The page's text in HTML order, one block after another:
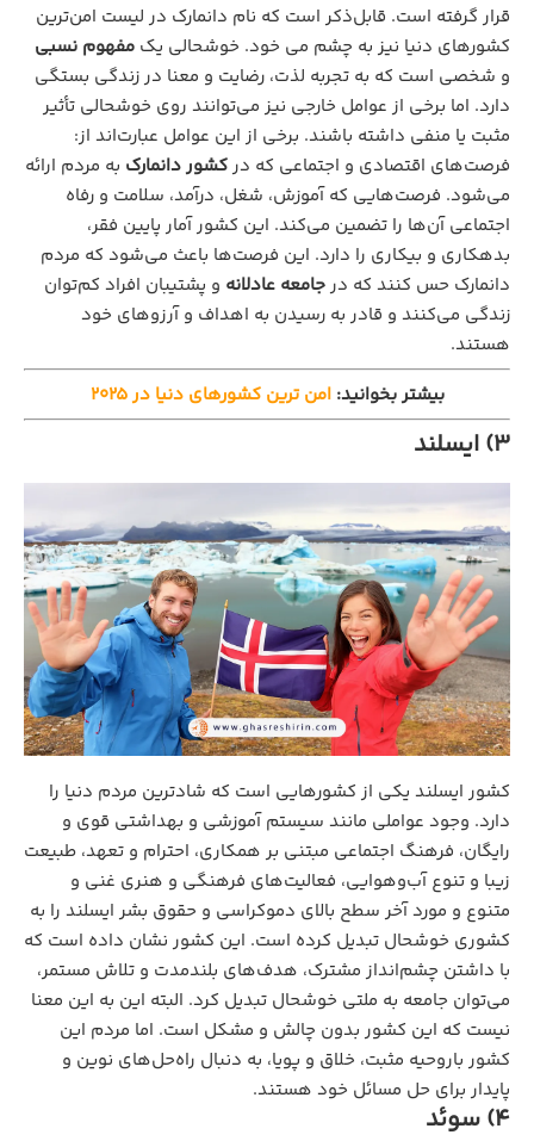
قرار گرفته است. قابل‌ذکر است که نام دانمارک در لیست امن‌ترین
کشورهای دنیا نیز به چشم می خود. خوشحالی یک مفهوم نسبی
و شخصی است که به تجربه لذت، رضایت و معنا در زندگی بستگی
دارد. اما برخی از عوامل خارجی نیز می‌توانند روی خوشحالی تأثیر
مثبت یا منفی داشته باشند. برخی از این عوامل عبارت‌اند از:
فرصت‌های اقتصادی و اجتماعی که درکشور دانمارک به مردم ارائه
می‌شود. فرصت‌هایی که آموزش، شغل، درآمد، سلامت و رفاه
اجتماعی آن‌ها را تضمین می‌کند. این کشور آمار پایین فقر،
بدهکاری و بیکاری را دارد. این فرصت‌ها باعث می‌شود که مردم
دانمارک حس کنند که درجامعه عادلانه و پشتیبان افراد کم‌توان
زندگی می‌کنند و قادر به رسیدن به اهداف و آرزوهای خود
هستند.
بیشتر بخوانید:امن ترین کشورهای دنیا در ۲۰۲۵
3) ایسلند
کشور ایسلند یکی از کشورهایی است که شادترین مردم دنیا را
دارد. وجود عواملی مانند سیستم آموزشی و بهداشتی قوی و
رایگان، فرهنگ اجتماعی مبتنی بر همکاری، احترام و تعهد، طبیعت
زیبا و تنوع آب‌وهوایی، فعالیت‌های فرهنگی و هنری غنی و
متنوع و مورد آخر سطح بالای دموکراسی و حقوق بشر ایسلند را به
کشوری خوشحال تبدیل کرده است. این کشور نشان داده است که
با داشتن چشم‌انداز مشترک، هدف‌های بلندمدت و تلاش مستمر،
می‌توان جامعه به ملتی خوشحال تبدیل کرد. البته این به این معنا
نیست که این کشور بدون چالش و مشکل است. اما مردم این
کشور باروحیه مثبت، خلاق و پویا، به دنبال راه‌حل‌های نوین و
پایدار برای حل مسائل خود هستند.
4) سوئد